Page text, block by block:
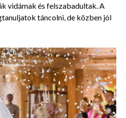
vidámak és felszabadultak. A
táncolni, de közben jól